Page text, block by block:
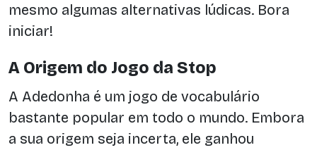
mesmo algumas alternativas lúdicas. Bora
iniciar!
A Origem do Jogo da Stop
A Adedonha é um jogo de vocabulário
bastante popular em todo o mundo. Embora
a sua origem seja incerta, ele ganhou